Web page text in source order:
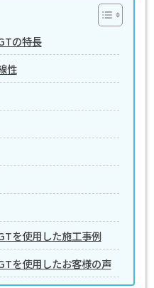
の特長
性
を使用した施工事例
を使用したお客様の声